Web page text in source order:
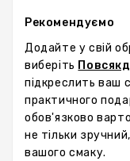
Рекомендуємо
Додайте у свій
виберіть
підкреслить ваш
практичного
обов'язково варто
не тільки
вашого смаку.